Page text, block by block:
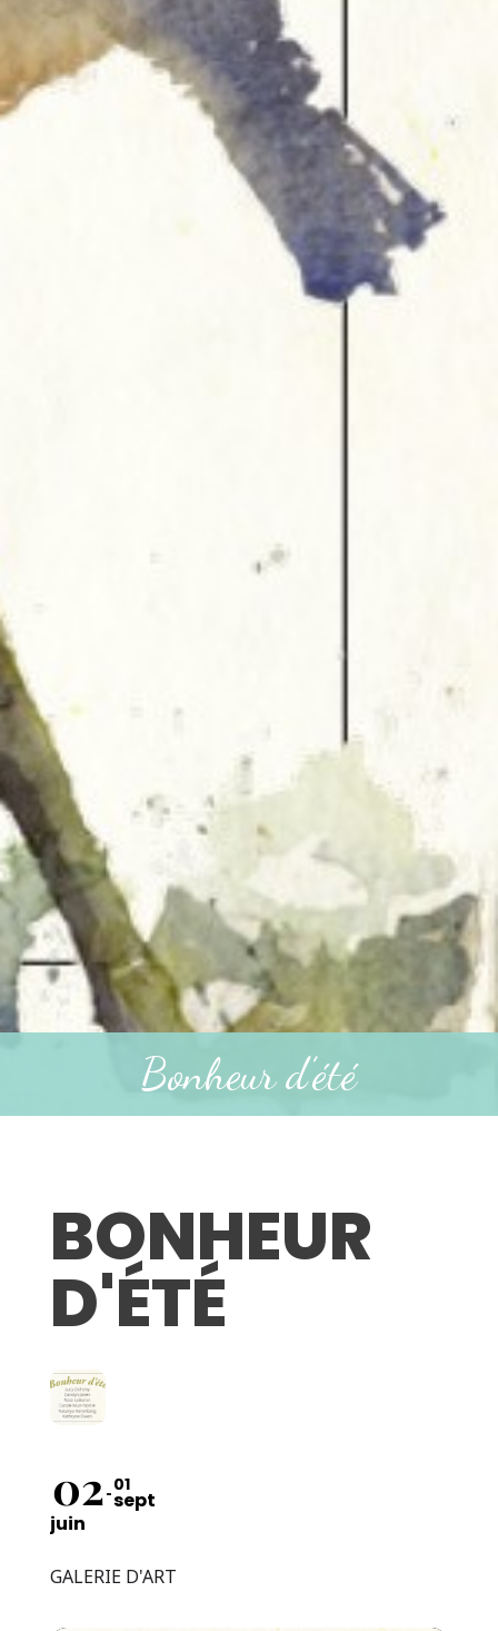
Bonheur d’été
BONHEUR
D'ÉTÉ
02
juin
01
sept
GALERIE D'ART